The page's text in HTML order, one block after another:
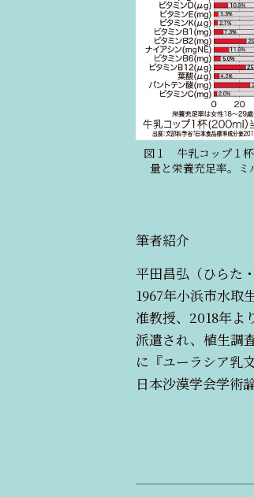
図１ 牛乳コップ１
量と栄養充足率。ミ
筆者紹介
平田昌弘（ひらた
1967年小浜市水取
准教授、2018年よ
派遣され、植生調
に『ユーラシア乳
日本沙漠学会学術